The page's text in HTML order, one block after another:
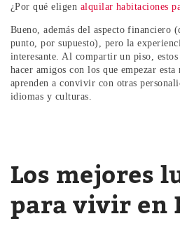
¿Por qué eligen alquilar habitaciones
Bueno, además del aspecto financiero
punto, por supuesto), pero la
interesante. Al compartir un piso, estos
hacer amigos con los que empezar
aprenden a convivir con otras
idiomas y culturas.
Los mejores
para vivir en